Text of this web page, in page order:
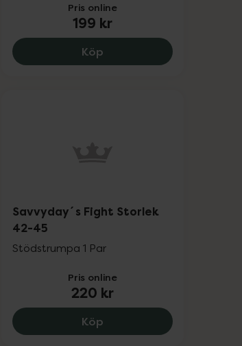
Storlek 42-45, 220 kr.
Pris online
199 kr
KöpSavvyday´s Bluewave
Storlek 34-37, 220 kr.
Savvyday´s Fight Storlek
42-45
Stödstrumpa 1 Par
Pris online
220 kr
KöpSavvyday´s Fight